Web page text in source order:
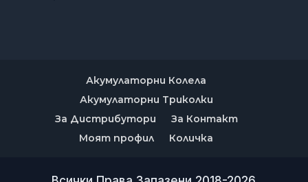
Акумулаторни Колела
Акумулаторни Триколки
За Дистрибутори
За Контакт
Моят профил
Количка